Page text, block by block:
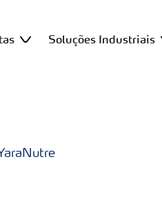
Soluções Industriais